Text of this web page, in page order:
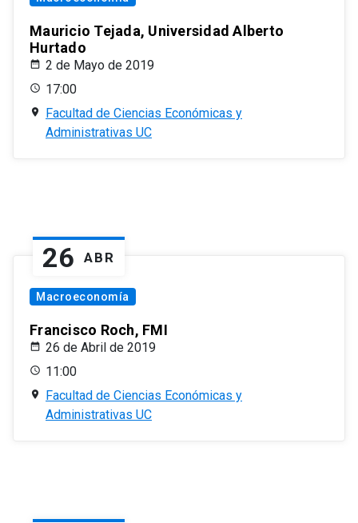
Mauricio Tejada, Universidad Alberto
Hurtado
2 de Mayo de 2019
17:00
Facultad de Ciencias Económicas y
Administrativas UC
26 ABR
Macroeconomía
Francisco Roch, FMI
26 de Abril de 2019
11:00
Facultad de Ciencias Económicas y
Administrativas UC